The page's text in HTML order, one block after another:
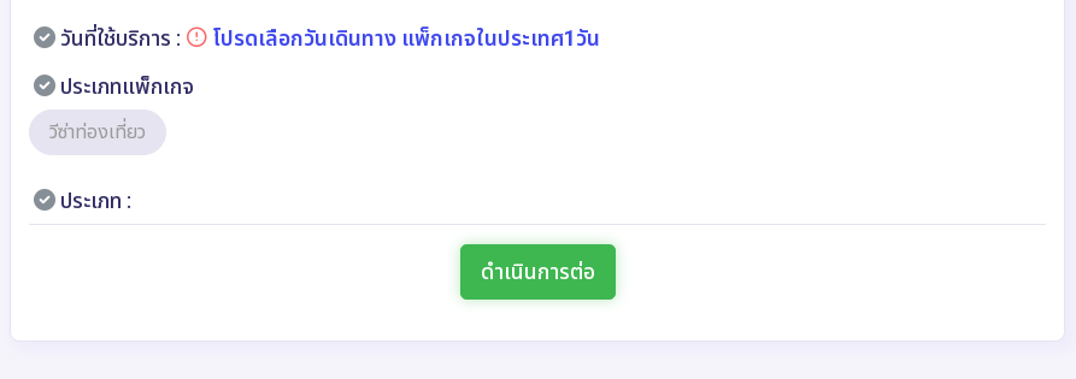
วันที่ใช้บริการ :
โปรดเลือกวันเดินทาง แพ็กเกจในประเทศ1วัน
ประเภทแพ็กเกจ
วีซ่าท่องเที่ยว
ประเภท :
ดำเนินการต่อ